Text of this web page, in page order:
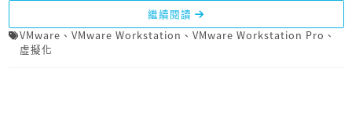
繼續閱讀
VMware 、 VMware Workstation 、 VMware Workstation Pro 、
虛擬化